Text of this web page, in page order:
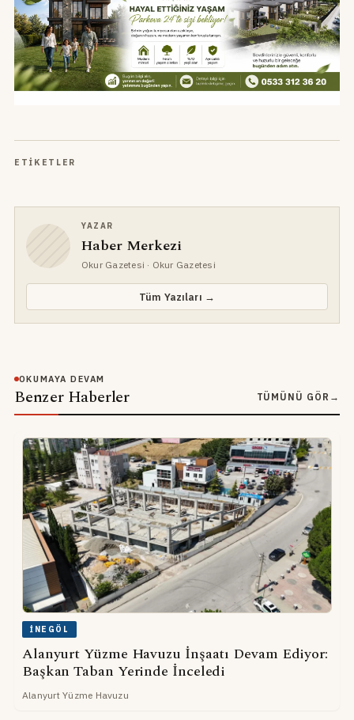
ETIKETLER
YAZAR
Haber Merkezi
Okur Gazetesi · Okur Gazetesi
Tüm Yazıları →
OKUMAYA DEVAM
Benzer Haberler TÜMÜNÜ GÖR →
İNEGÖL
Alanyurt Yüzme Havuzu İnşaatı Devam Ediyor:
Başkan Taban Yerinde İnceledi
Alanyurt Yüzme Havuzu